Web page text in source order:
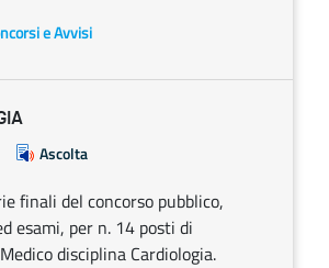
e Avvisi
Ascolta
finali del concorso pubblico,
esami, per n. 14 posti di
disciplina Cardiologia.